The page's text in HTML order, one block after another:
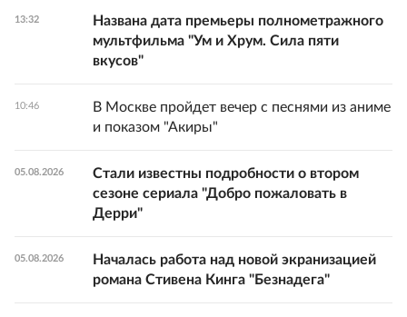
13:32
Названа дата премьеры полнометражного
мультфильма "Ум и Хрум. Сила пяти
вкусов"
10:46
В Москве пройдет вечер с песнями из аниме
и показом "Акиры"
05.08.2026
Стали известны подробности о втором
сезоне сериала "Добро пожаловать в
Дерри"
05.08.2026
Началась работа над новой экранизацией
романа Стивена Кинга "Безнадега"